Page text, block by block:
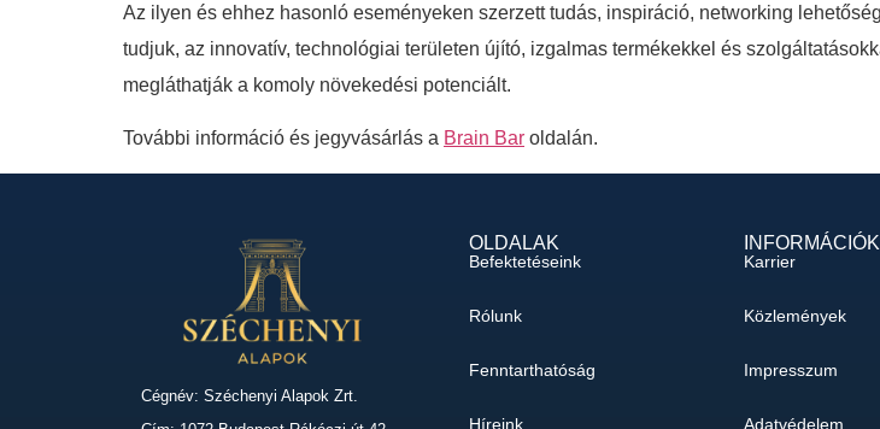
Az ilyen és ehhez hasonló eseményeken szerzett tudás, inspiráció, networking
tudjuk, az innovatív, technológiai területen újító, izgalmas termékekkel és
megláthatják a komoly növekedési potenciált.
További információ és jegyvásárlás a Brain Bar oldalán.
Cégnév: Széchenyi Alapok Zrt.
OLDALAK
Befektetéseink
Rólunk
Fenntarthatóság
Híreink
INFORMÁCIÓK
Karrier
Közlemények
Impresszum
Adatvédelem